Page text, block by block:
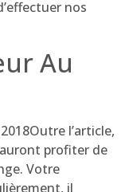
nos
Au
Outre l’article,
profiter de
Votre
il